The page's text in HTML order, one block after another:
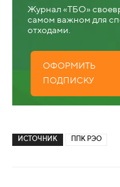
Журнал «ТБО»
самом важном для
отходами.
ОФОРМИТЬ
ПОДПИСКУ
ИСТОЧНИК ППК РЭО